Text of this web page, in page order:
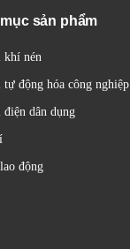
sản phẩm
khí nén
động hóa công nghiệp
dân dụng
động